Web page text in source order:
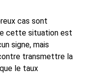
cas sont
cette situation est
signe, mais
transmettre la
le taux